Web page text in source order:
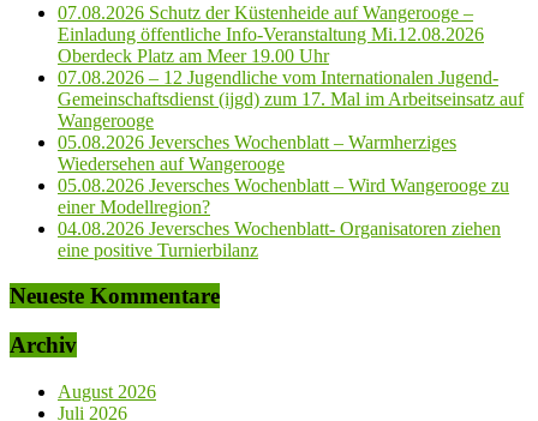
07.08.2026 Schutz der Küstenheide auf Wangerooge –
Einladung öffentliche Info-Veranstaltung Mi.12.08.2026
Oberdeck Platz am Meer 19.00 Uhr
07.08.2026 – 12 Jugendliche vom Internationalen Jugend-
Gemeinschaftsdienst (ijgd) zum 17. Mal im Arbeitseinsatz auf
Wangerooge
05.08.2026 Jeversches Wochenblatt – Warmherziges
Wiedersehen auf Wangerooge
05.08.2026 Jeversches Wochenblatt – Wird Wangerooge zu
einer Modellregion?
04.08.2026 Jeversches Wochenblatt- Organisatoren ziehen
eine positive Turnierbilanz
Neueste Kommentare
Archiv
August 2026
Juli 2026